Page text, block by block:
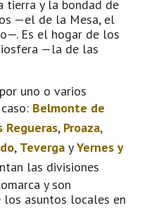
tierra y la bondad de
—el de la Mesa, el
Es el hogar de los
—la de las
uno o varios
Belmonte de
Regueras, Proaza,
, Teverga yYernes y
las divisiones
y son
asuntos locales en